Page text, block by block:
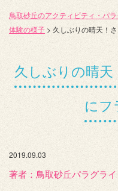
鳥取砂丘のアクティビティ・パ
体験の様子 > 久しぶりの晴天！
久しぶりの晴
にフ
2019.09.03
著者：️鳥取砂丘パラグラ